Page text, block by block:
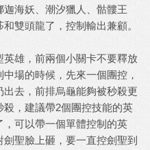
海妖、潮汐獵人、骷髏王
雙頭龍了，控制輸出兼顧。
雄，前兩個小關卡不要釋放
場的時候，先來一個團控，
去，前排烏龜能夠被秒殺更
，建議帶2個團控技能的英
可以帶一個單體控制的英
聖臉上砸，要一直控劍聖到